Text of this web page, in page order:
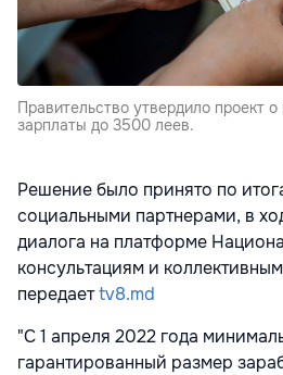
Правительство утвердило проект
зарплаты до 3500 леев.
Решение было принято по
социальными партнерами, в
диалога на платформе
консультациям и
передаетtv8.md
"С 1 апреля 2022 года
гарантированный размер